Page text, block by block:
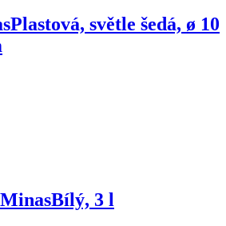
Plastová, světle šedá, ø 10
Bílý, 3 l